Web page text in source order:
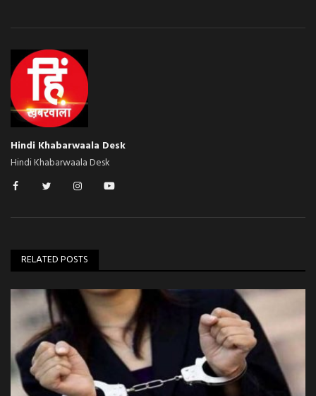
Hindi Khabarwaala Desk
Hindi Khabarwaala Desk
RELATED POSTS